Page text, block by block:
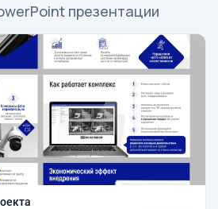
презентации